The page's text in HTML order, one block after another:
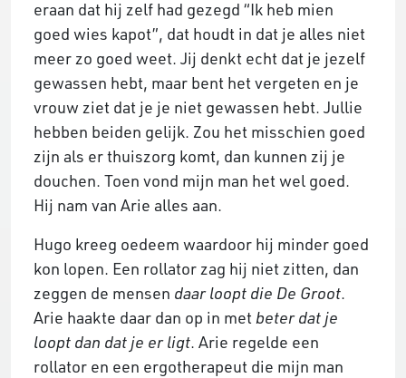
eraan dat hij zelf had gezegd “Ik heb mien
goed wies kapot”, dat houdt in dat je alles niet
meer zo goed weet. Jij denkt echt dat je jezelf
gewassen hebt, maar bent het vergeten en je
vrouw ziet dat je je niet gewassen hebt. Jullie
hebben beiden gelijk. Zou het misschien goed
zijn als er thuiszorg komt, dan kunnen zij je
douchen. Toen vond mijn man het wel goed.
Hij nam van Arie alles aan.
Hugo kreeg oedeem waardoor hij minder goed
kon lopen. Een rollator zag hij niet zitten, dan
zeggen de mensen daar loopt die De Groot.
Arie haakte daar dan op in met beter dat je
loopt dan dat je er ligt. Arie regelde een
rollator en een ergotherapeut die mijn man